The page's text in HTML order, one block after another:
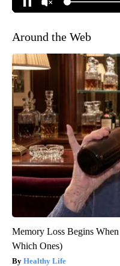
Around the Web
Memory Loss Begins When
Which Ones)
Healthy Life